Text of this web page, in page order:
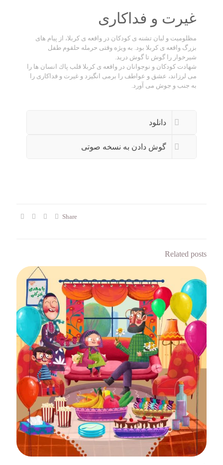
غیرت و فداکاری
مظلومیت و لبان تشنه ی کودکان در واقعه ی کربلا، از پیام های
بزرگ واقعه ی کربلا بود. به ویژه وقتی حرمله حلقوم طفل
شیرخوار را گوش تا گوش دريد.
شهادت کودکان و نوجوانان در واقعه ی کربلا قلب پاك انسان ها را
مى لرزاند، عشق و عواطف را برمى انگيزد و غيرت و فداكارى را
به جنب و جوش مى آورد.
دانلود
گوش دادن به نسخه صوتی
Share
Related posts